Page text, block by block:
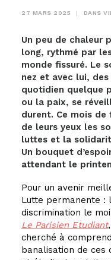
27 MARS 2025 | DANS
Un peu de chaleur
long, rythmé par
monde fissuré. Le
nez et avec lui, des
quotidien quelque
ou la paix, se
durent. Ce mois
de leurs yeux les
luttes et la
Un bouquet
attendant le
Pour un avenir
Lutte permanente :
discrimination le
Le Parisien Etudiant
cherché à
banalisation de ces